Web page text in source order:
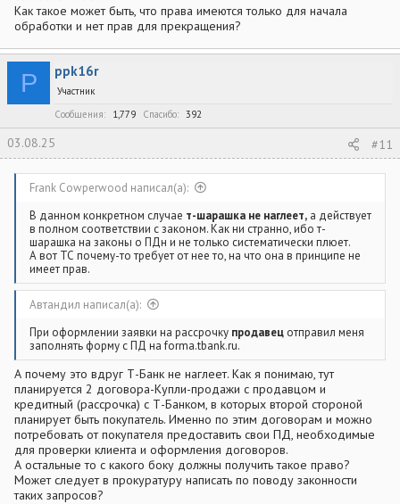
Как такое может быть, что права имеются только для начала
обработки и нет прав для прекращения?
P ppk16r
Участник
Сообщения
1,779 Спасибо 392
03.08.25 #11
Frank Cowperwood написал(а):
В данном конкретном случае т-шарашка не наглеет, а действует
в полном соответствии с законом. Как ни странно, ибо т-
шарашка на законы о ПДн и не только систематически плюет.
А вот ТС почему-то требует от нее то, на что она в принципе не
имеет прав.
Автандил написал(а):
При оформлении заявки на рассрочку продавец отправил меня
заполнять форму с ПД на forma.tbank.ru.
А почему это вдруг Т-Банк не наглеет. Как я понимаю, тут
планируется 2 договора-Купли-продажи с продавцом и
кредитный (рассрочка) с Т-Банком, в которых второй стороной
планирует быть покупатель. Именно по этим договорам и можно
потребовать от покупателя предоставить свои ПД, необходимые
для проверки клиента и оформления договоров.
А остальные то с какого боку должны получить такое право?
Может следует в прокуратуру написать по поводу законности
таких запросов?